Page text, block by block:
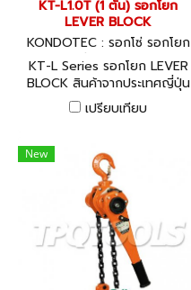
KT-L1.0T (1 ตัน) รอกโยก
LEVER BLOCK
KONDOTEC : รอกโซ่ รอกโยก
รอกถ่วง KT-L1.0T
KT-L Series รอกโยก LEVER
BLOCK สินค้าจากประเทศญี่ปุ่น
พร้อมใบ CERTIFICATE
GUARANTEE
เปรียบเทียบ
New